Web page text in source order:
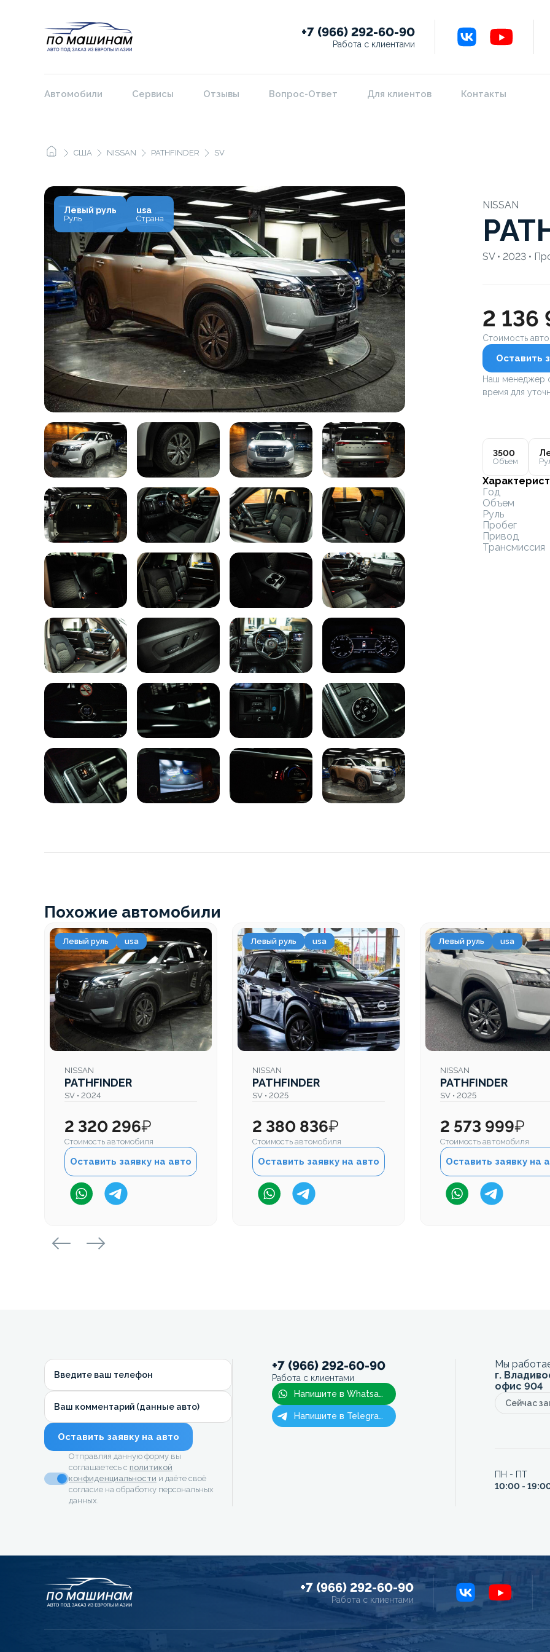
+7 (966) 292-60-90
Работа с клиентами
Автомобили Сервисы Отзывы Вопрос-Ответ Для клиентов Контакты
США NISSAN PATHFINDER SV
NISSAN
SV • 2023 •
Левый руль
Руль
usa
Страна
2 136
Стоимость
Оставить
Наш менеджер
время для
3500
Объем
Год
Объем
Руль
Пробег
Привод
Трансмиссия
Похожие автомобили
Левый руль usa
NISSAN
PATHFINDER
SV • 2024
2 320 296₽
Стоимость автомобиля
Оставить заявку на авто
Левый руль usa
NISSAN
PATHFINDER
SV • 2025
2 380 836₽
Стоимость автомобиля
Оставить заявку на авто
Левый руль usa
NISSAN
PATHFINDER
SV • 2025
2 573 999₽
Стоимость автомобиля
Оставить заявку на
Введите ваш телефон
Ваш комментарий (данные авто)
Оставить заявку на авто
Отправляя данную форму вы
соглашаетесь с политикой
конфиденциальности и даёте своё
согласие на обработку персональных
данных.
+7 (966) 292-60-90
Работа с клиентами
Напишите в Whatsapp
Напишите в Telegram
Мы
г.
офис 904
Сейчас
ПН - ПТ
10:00 -
+7 (966) 292-60-90
Работа с клиентами